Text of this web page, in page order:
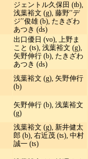
ジェントル久保田 (tb),
浅葉裕文 (g), 藤野′′デ
ジ′′俊雄 (b), たきざわ
あつき (ds)
出口優日 (vo), 上野ま
こと (ts), 浅葉裕文 (g),
矢野伸行 (b), たきざわ
あつき (ds)
浅葉裕文 (g), 矢野伸行
(b)
矢野伸行 (b), 浅葉裕文
(g)
浅葉裕文 (g), 新井健太
郎 (b), 右近茂 (ts), 中村
誠一 (ts)